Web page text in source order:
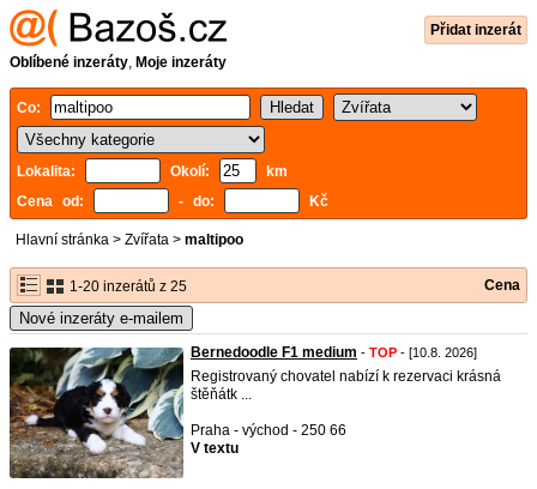
Přidat inzerát
Oblíbené inzeráty, Moje inzeráty
Co:
Lokalita: Okolí:
km
Cena od:
- do: Kč
Hlavní stránka > Zvířata > maltipoo
1-20 inzerátů z 25 Cena
Nové inzeráty e-mailem
Bernedoodle F1 medium - TOP - [10.8. 2026]
Registrovaný chovatel nabízí k rezervaci krásná
štěňátk ...
Praha - východ - 250 66
V textu